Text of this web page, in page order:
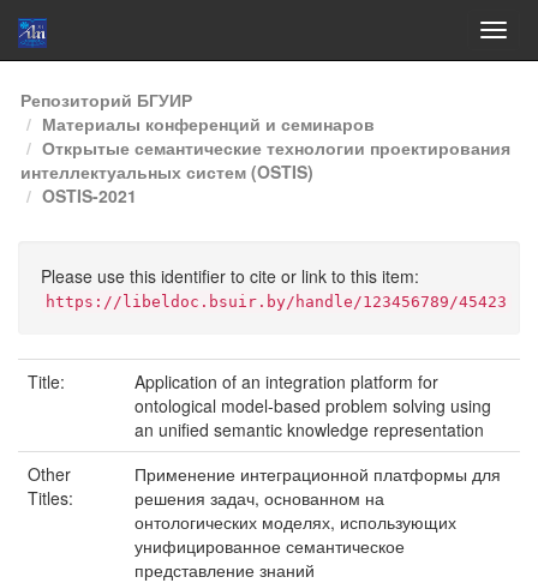
Skip
navigation
Репозиторий БГУИР
Материалы конференций и семинаров
Открытые семантические технологии проектирования
интеллектуальных систем (OSTIS)
OSTIS-2021
Please use this identifier to cite or link to this item:
https://libeldoc.bsuir.by/handle/123456789/45423
Title:
Application of an integration platform for
ontological model-based problem solving using
an uniﬁed semantic knowledge representation
Other
Titles:
Применение интеграционной платформы для
решения задач, основанном на
онтологических моделях, использующих
унифицированное семантическое
представление знаний